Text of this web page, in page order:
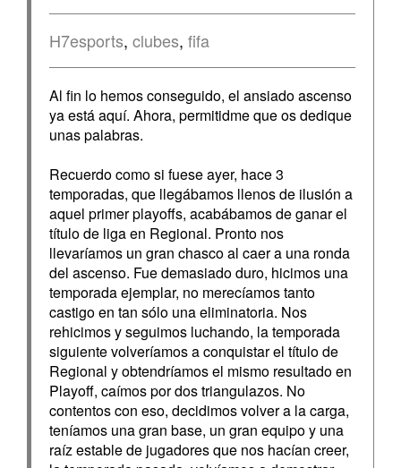
H7esports, clubes, fifa
Al fin lo hemos conseguido, el ansiado ascenso
ya está aquí. Ahora, permitidme que os dedique
unas palabras.
Recuerdo como si fuese ayer, hace 3
temporadas, que llegábamos llenos de ilusión a
aquel primer playoffs, acabábamos de ganar el
título de liga en Regional. Pronto nos
llevaríamos un gran chasco al caer a una ronda
del ascenso. Fue demasiado duro, hicimos una
temporada ejemplar, no merecíamos tanto
castigo en tan sólo una eliminatoria. Nos
rehicimos y seguimos luchando, la temporada
siguiente volveríamos a conquistar el título de
Regional y obtendríamos el mismo resultado en
Playoff, caímos por dos triangulazos. No
contentos con eso, decidimos volver a la carga,
teníamos una gran base, un gran equipo y una
raíz estable de jugadores que nos hacían creer,